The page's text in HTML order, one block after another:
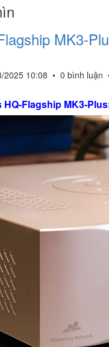
MK3-
2025 10:08 • 0 bình luận
HQ-Flagship MK3-